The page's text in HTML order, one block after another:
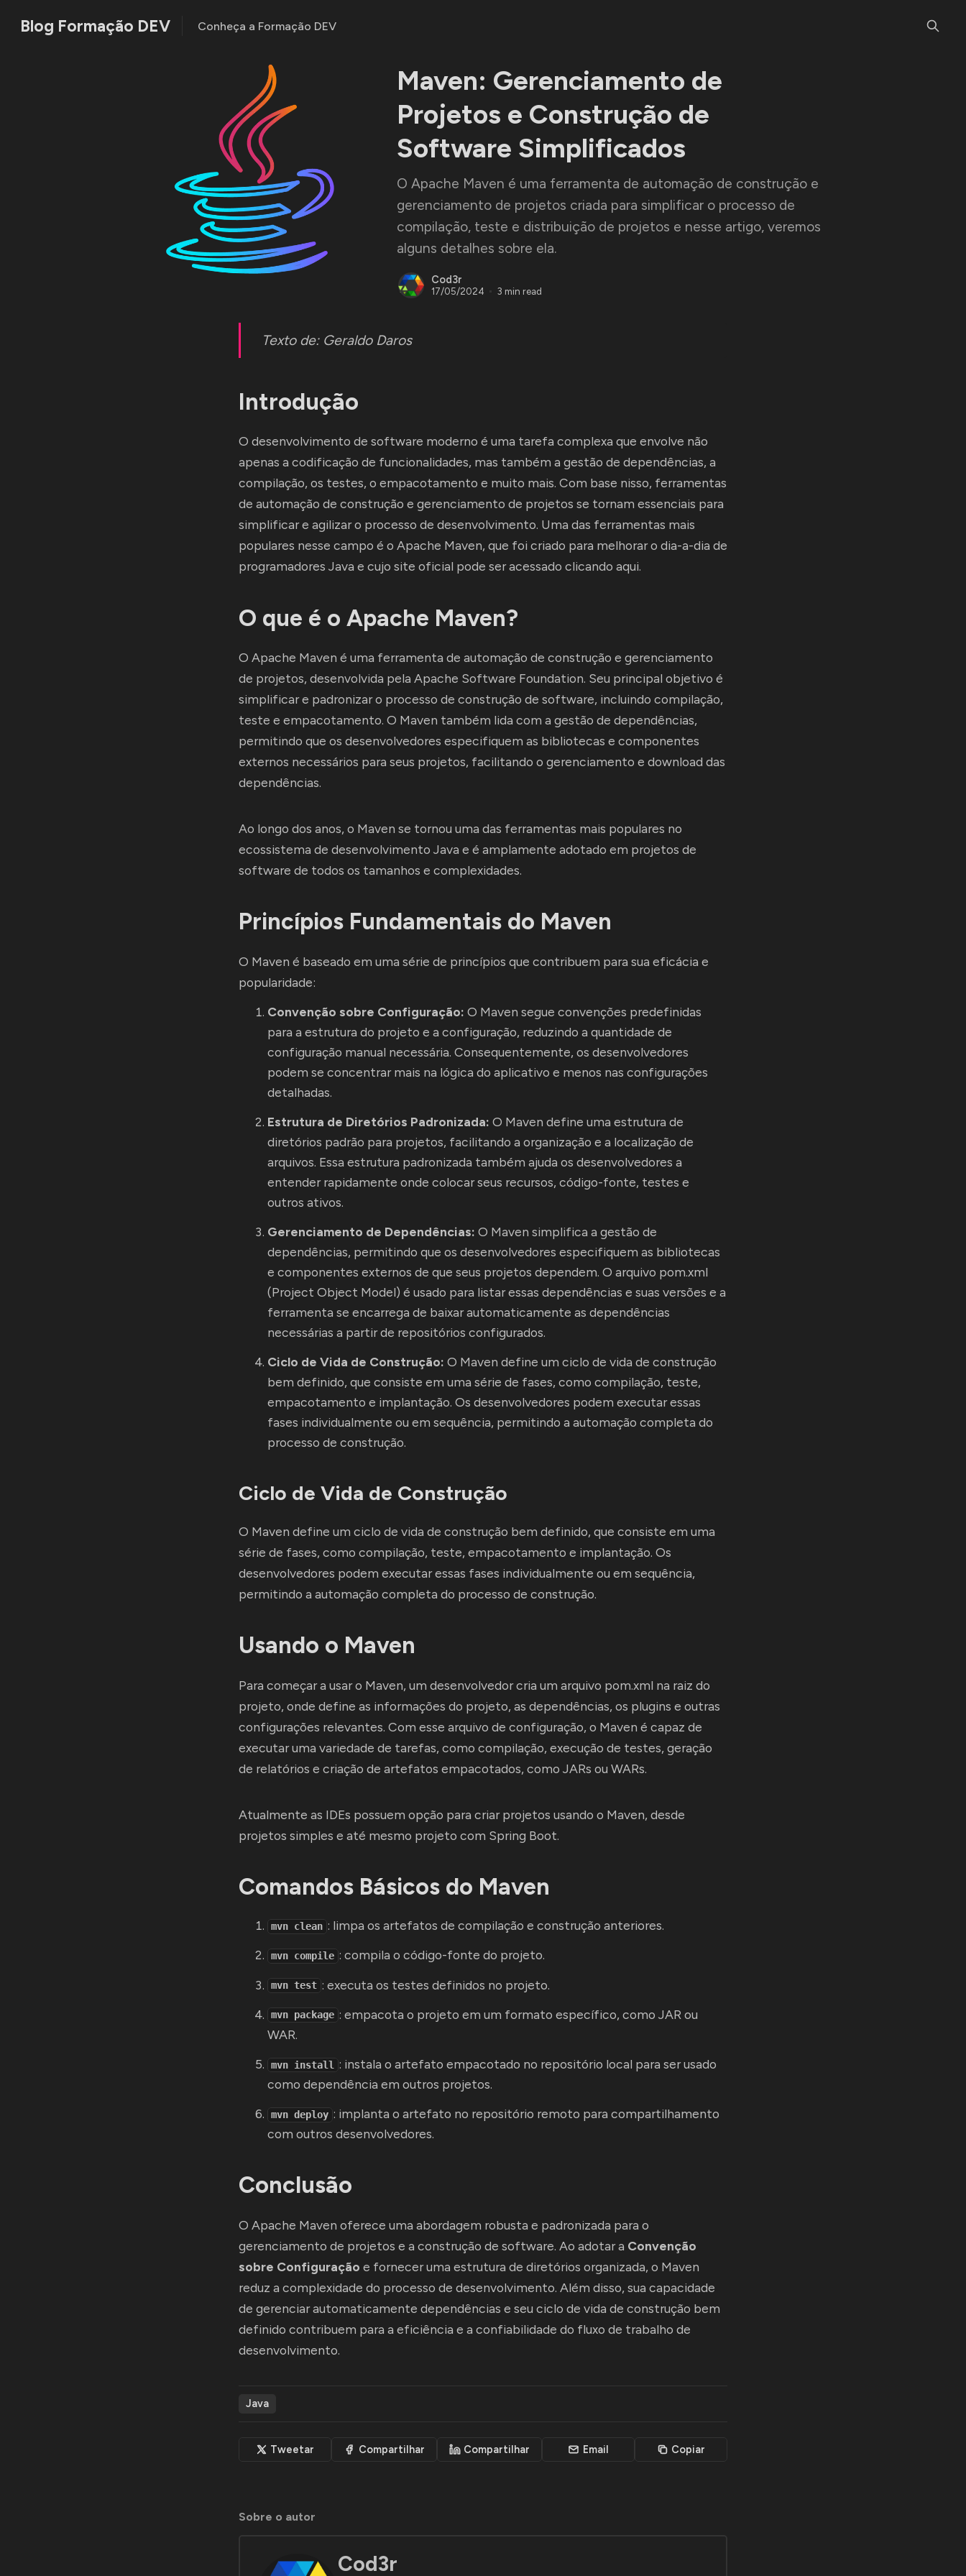
Blog Formação DEV Conheça a Formação DEV
Maven: Gerenciamento de
Projetos e Construção de
Software Simplificados
O Apache Maven é uma ferramenta de automação de construção e
gerenciamento de projetos criada para simplificar o processo de
compilação, teste e distribuição de projetos e nesse artigo, veremos
alguns detalhes sobre ela.
Cod3r
17/05/2024 3 min read
Texto de: Geraldo Daros
Introdução
O desenvolvimento de software moderno é uma tarefa complexa que envolve não
apenas a codificação de funcionalidades, mas também a gestão de dependências, a
compilação, os testes, o empacotamento e muito mais. Com base nisso, ferramentas
de automação de construção e gerenciamento de projetos se tornam essenciais para
simplificar e agilizar o processo de desenvolvimento. Uma das ferramentas mais
populares nesse campo é o Apache Maven, que foi criado para melhorar o dia-a-dia de
programadores Java e cujo site oficial pode ser acessado clicando aqui.
O que é o Apache Maven?
O Apache Maven é uma ferramenta de automação de construção e gerenciamento
de projetos, desenvolvida pela Apache Software Foundation. Seu principal objetivo é
simplificar e padronizar o processo de construção de software, incluindo compilação,
teste e empacotamento. O Maven também lida com a gestão de dependências,
permitindo que os desenvolvedores especifiquem as bibliotecas e componentes
externos necessários para seus projetos, facilitando o gerenciamento e download das
dependências.
Ao longo dos anos, o Maven se tornou uma das ferramentas mais populares no
ecossistema de desenvolvimento Java e é amplamente adotado em projetos de
software de todos os tamanhos e complexidades.
Princípios Fundamentais do Maven
O Maven é baseado em uma série de princípios que contribuem para sua eficácia e
popularidade:
Convenção sobre Configuração: O Maven segue convenções predefinidas
para a estrutura do projeto e a configuração, reduzindo a quantidade de
configuração manual necessária. Consequentemente, os desenvolvedores
podem se concentrar mais na lógica do aplicativo e menos nas configurações
detalhadas.
Estrutura de Diretórios Padronizada: O Maven define uma estrutura de
diretórios padrão para projetos, facilitando a organização e a localização de
arquivos. Essa estrutura padronizada também ajuda os desenvolvedores a
entender rapidamente onde colocar seus recursos, código-fonte, testes e
outros ativos.
Gerenciamento de Dependências: O Maven simplifica a gestão de
dependências, permitindo que os desenvolvedores especifiquem as bibliotecas
e componentes externos de que seus projetos dependem. O arquivo pom.xml
(Project Object Model) é usado para listar essas dependências e suas versões e a
ferramenta se encarrega de baixar automaticamente as dependências
necessárias a partir de repositórios configurados.
Ciclo de Vida de Construção: O Maven define um ciclo de vida de construção
bem definido, que consiste em uma série de fases, como compilação, teste,
empacotamento e implantação. Os desenvolvedores podem executar essas
fases individualmente ou em sequência, permitindo a automação completa do
processo de construção.
Ciclo de Vida de Construção
O Maven define um ciclo de vida de construção bem definido, que consiste em uma
série de fases, como compilação, teste, empacotamento e implantação. Os
desenvolvedores podem executar essas fases individualmente ou em sequência,
permitindo a automação completa do processo de construção.
Usando o Maven
Para começar a usar o Maven, um desenvolvedor cria um arquivo pom.xml na raiz do
projeto, onde define as informações do projeto, as dependências, os plugins e outras
configurações relevantes. Com esse arquivo de configuração, o Maven é capaz de
executar uma variedade de tarefas, como compilação, execução de testes, geração
de relatórios e criação de artefatos empacotados, como JARs ou WARs.
Atualmente as IDEs possuem opção para criar projetos usando o Maven, desde
projetos simples e até mesmo projeto com Spring Boot.
Comandos Básicos do Maven
mvn clean : limpa os artefatos de compilação e construção anteriores.
mvn compile : compila o código-fonte do projeto.
mvn test : executa os testes definidos no projeto.
mvn package : empacota o projeto em um formato específico, como JAR ou
WAR.
mvn install
: instala o artefato empacotado no repositório local para ser usado
como dependência em outros projetos.
mvn deploy : implanta o artefato no repositório remoto para compartilhamento
com outros desenvolvedores.
Conclusão
O Apache Maven oferece uma abordagem robusta e padronizada para o
gerenciamento de projetos e a construção de software. Ao adotar a Convenção
sobre Configuração e fornecer uma estrutura de diretórios organizada, o Maven
reduz a complexidade do processo de desenvolvimento. Além disso, sua capacidade
de gerenciar automaticamente dependências e seu ciclo de vida de construção bem
definido contribuem para a eficiência e a confiabilidade do fluxo de trabalho de
desenvolvimento.
Java
Tweetar Compartilhar Compartilhar Email Copiar
Sobre o autor
Cod3r